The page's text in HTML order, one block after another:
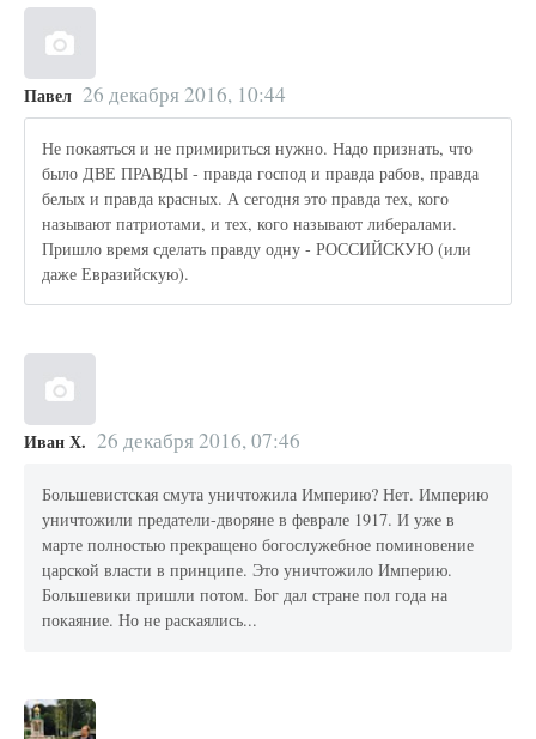
Павел 26 декабря 2016, 10:44
Не покаяться и не примириться нужно. Надо признать, что
было ДВЕ ПРАВДЫ - правда господ и правда рабов, правда
белых и правда красных. А сегодня это правда тех, кого
называют патриотами, и тех, кого называют либералами.
Пришло время сделать правду одну - РОССИЙСКУЮ (или
даже Евразийскую).
Иван Х. 26 декабря 2016, 07:46
Большевистская смута уничтожила Империю? Нет. Империю
уничтожили предатели-дворяне в феврале 1917. И уже в
марте полностью прекращено богослужебное поминовение
царской власти в принципе. Это уничтожило Империю.
Большевики пришли потом. Бог дал стране пол года на
покаяние. Но не раскаялись...